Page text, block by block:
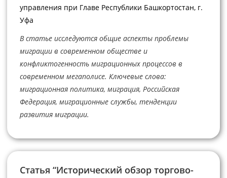
управления при Главе Республики Башкортостан, г.
Уфа
В статье исследуются общие аспекты проблемы
миграции в современном обществе и
конфликтогенность миграционных процессов в
современном мегаполисе. Ключевые слова:
миграционная политика, миграция, Российская
Федерация, миграционные службы, тенденции
развития миграции.
Статья “Исторический обзор торгово-